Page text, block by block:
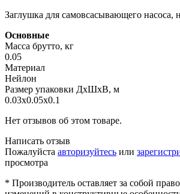
Заглушка для самовсасывающего насоса,
Основные
Масса брутто, кг
0.05
Материал
Нейлон
Размер упаковки ДхШхВ, м
0.03x0.05x0.1
Нет отзывов об этом товаре.
Написать отзыв
Пожалуйста авторизуйтесь или
просмотра
* Производитель оставляет за собой